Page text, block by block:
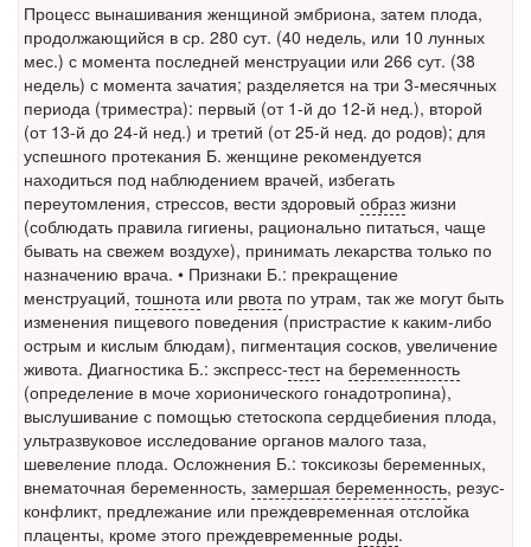
Процесс вынашивания женщиной эмбриона, затем плода,
продолжающийся в ср. 280 сут. (40 недель, или 10 лунных
мес.) с момента последней менструации или 266 сут. (38
недель) с момента зачатия; разделяется на три 3-месячных
периода (триместра): первый (от 1-й до 12-й нед.), второй
(от 13-й до 24-й нед.) и третий (от 25-й нед. до родов); для
успешного протекания Б. женщине рекомендуется
находиться под наблюдением врачей, избегать
переутомления, стрессов, вести здоровый образ жизни
(соблюдать правила гигиены, рационально питаться, чаще
бывать на свежем воздухе), принимать лекарства только по
назначению врача. • Признаки Б.: прекращение
менструаций, тошнота или рвота по утрам, так же могут быть
изменения пищевого поведения (пристрастие к каким-либо
острым и кислым блюдам), пигментация сосков, увеличение
живота. Диагностика Б.: экспресс-тестна беременность
(определение в моче хорионического гонадотропина),
выслушивание с помощью стетоскопа сердцебиения плода,
ультразвуковое исследование органов малого таза,
шевеление плода. Осложнения Б.: токсикозы беременных,
внематочная беременность, замершая беременность, резус-
конфликт, предлежание или преждевременная отслойка
плаценты, кроме этого преждевременные роды.